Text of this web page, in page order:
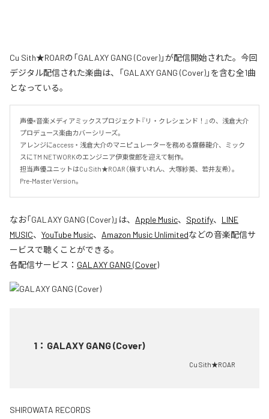
Cu Sith★ROARの「GALAXY GANG (Cover)」が配信開始された。今回
デジタル配信された楽曲は、「GALAXY GANG (Cover)」を含む全1曲
となっている。
声優×音楽メディアミックスプロジェクト『リ・クレシェンド！』の、浅倉大介
プロデュース楽曲カバーシリーズ。
アレンジにaccess・浅倉大介のマニピュレーターを務める齋藤龍介、ミック
スにTM NETWORKのエンジニア伊東俊郎を迎えて制作。
担当声優ユニットはCu Sith★ROAR（槇すいれん、大塚紗英、若井友希）。
Pre-Master Version。
なお「GALAXY GANG (Cover)」は、 Apple Music、 Spotify、 LINE
MUSIC、 YouTube Music、 Amazon Music Unlimitedなどの音楽配信サ
ービスで聴くことができる。
各配信サービス： GALAXY GANG (Cover)
1 ： GALAXY GANG (Cover)
Cu Sith★ROAR
SHIROWATA RECORDS